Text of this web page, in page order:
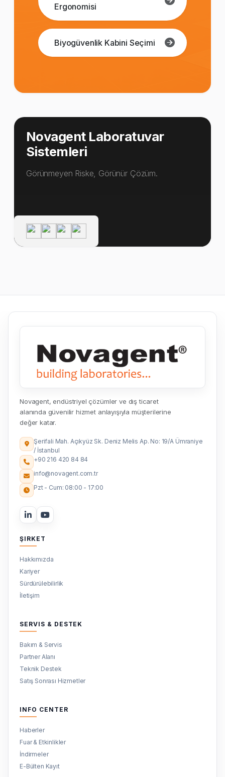
Ergonomisi
Biyogüvenlik Kabini Seçimi
Novagent Laboratuvar
Sistemleri
Görünmeyen Riske, Görünür Çözüm.
Novagent, endüstriyel çözümler ve dış ticaret
alanında güvenilir hizmet anlayışıyla müşterilerine
değer katar.
Şerifali Mah. Açıkyüz Sk. Deniz Melis Ap. No: 19/A Ümraniye
/ İstanbul
+90 216 420 84 84
info@novagent.com.tr
Pzt - Cum: 08:00 - 17:00
ŞIRKET
Hakkımızda
Kariyer
Sürdürülebilirlik
İletişim
SERVIS & DESTEK
Bakım & Servis
Partner Alanı
Teknik Destek
Satış Sonrası Hizmetler
INFO CENTER
Haberler
Fuar & Etkinlikler
İndirmeler
E-Bülten Kayıt